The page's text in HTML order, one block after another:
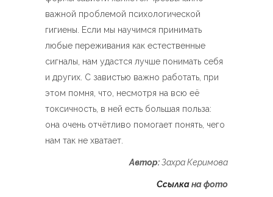
важной проблемой психологической
гигиены. Если мы научимся принимать
любые переживания как естественные
сигналы, нам удастся лучше понимать себя
и других. С завистью важно работать, при
этом помня, что, несмотря на всю её
токсичность, в ней есть большая польза:
она очень отчётливо помогает понять, чего
нам так не хватает.
Автор:Захра Керимова
Ссылкана фото